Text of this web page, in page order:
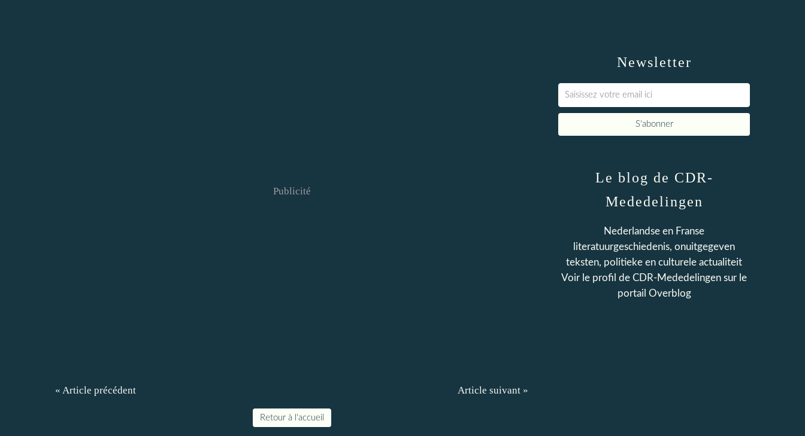
Publicité
« Article précédent Article suivant »
Retour à l'accueil
Newsletter
Le blog de CDR-
Mededelingen
Nederlandse en Franse
literatuurgeschiedenis, onuitgegeven
teksten, politieke en culturele actualiteit
Voir le profil de CDR-Mededelingen sur le
portail Overblog